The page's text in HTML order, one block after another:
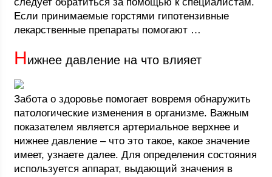
Если принимаемые горстями гипотензивные
лекарственные препараты помогают …
Нижнее давление на что влияет
Забота о здоровье помогает вовремя обнаружить
патологические изменения в организме. Важным
показателем является артериальное верхнее и
нижнее давление – что это такое, какое значение
имеет, узнаете далее. Для определения состояния
используется аппарат, выдающий значения в